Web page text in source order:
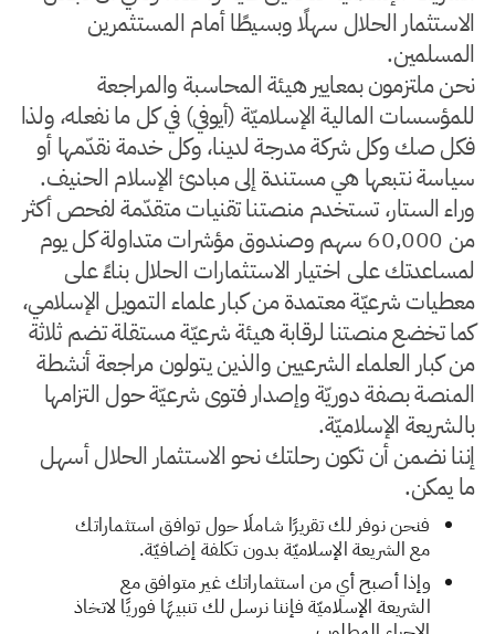
الاستثمار الحلال سهلًا وبسيطًا أمام المستثمرين
المسلمين.
نحن ملتزمون بمعايير هيئة المحاسبة والمراجعة
للمؤسسات المالية الإسلاميّة (أيوفي) في كل ما نفعله، ولذا
فكل صك وكل شركة مدرجة لدينا، وكل خدمة نقدّمها أو
سياسة نتبعها هي مستندة إلى مبادئ الإسلام الحنيف.
وراء الستار، تستخدم منصتنا تقنيات متقدّمة لفحص أكثر
من 60,000 سهم وصندوق مؤشرات متداولة كل يوم
لمساعدتك على اختيار الاستثمارات الحلال بناءً على
معطيات شرعيّة معتمدة من كبار علماء التمويل الإسلامي،
كما تخضع منصتنا لرقابة هيئة شرعيّة مستقلة تضم ثلاثة
من كبار العلماء الشرعيين والذين يتولون مراجعة أنشطة
المنصة بصفة دوريّة وإصدار فتوى شرعيّة حول التزامها
بالشريعة الإسلاميّة.
إننا نضمن أن تكون رحلتك نحو الاستثمار الحلال أسهل
ما يمكن.
فنحن نوفر لك تقريرًا شاملًا حول توافق استثماراتك
مع الشريعة الإسلاميّة بدون تكلفة إضافيّة.
وإذا أصبح أي من استثماراتك غير متوافق مع
الشريعة الإسلاميّة فإننا نرسل لك تنبيهًا فوريًا لاتخاذ